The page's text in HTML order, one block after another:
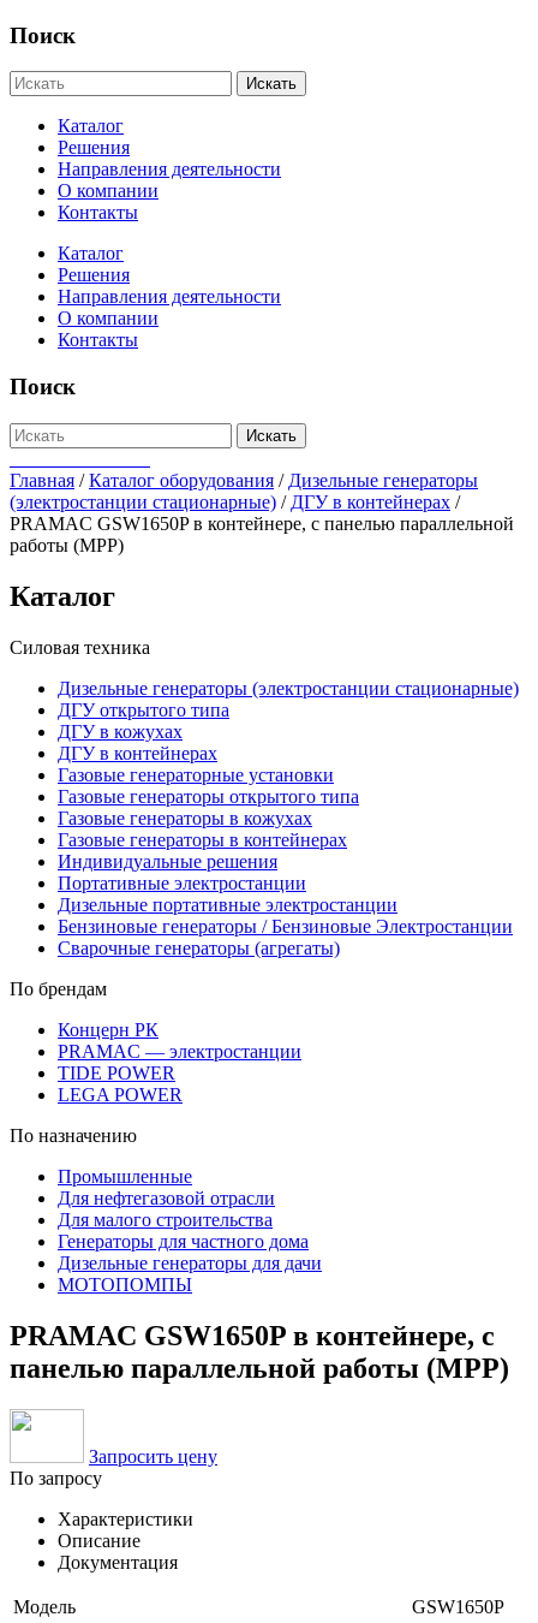
Поиск
Искать
Каталог
Решения
Направления деятельности
О компании
Контакты
Каталог
Решения
Направления деятельности
О компании
Контакты
Поиск
Искать
Главная /Каталог оборудования / Дизельные генераторы
(электростанции стационарные) / ДГУ в контейнерах /
PRAMAC GSW1650P в контейнере, с панелью параллельной
работы (MPP)
Каталог
Силовая техника
Дизельные генераторы (электростанции стационарные)
ДГУ открытого типа
ДГУ в кожухах
ДГУ в контейнерах
Газовые генераторные установки
Газовые генераторы открытого типа
Газовые генераторы в кожухах
Газовые генераторы в контейнерах
Индивидуальные решения
Портативные электростанции
Дизельные портативные электростанции
Бензиновые генераторы / Бензиновые Электростанции
Сварочные генераторы (агрегаты)
По брендам
Концерн РК
PRAMAC — электростанции
TIDE POWER
LEGA POWER
По назначению
Промышленные
Для нефтегазовой отрасли
Для малого строительства
Генераторы для частного дома
Дизельные генераторы для дачи
МОТОПОМПЫ
PRAMAC GSW1650P в контейнере, с
панелью параллельной работы (MPP)
Запросить цену
По запросу
Характеристики
Описание
Документация
Модель
GSW1650P